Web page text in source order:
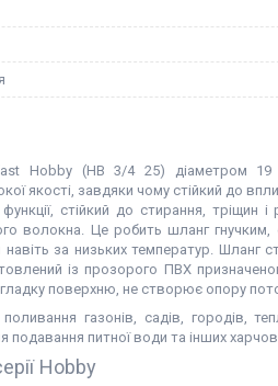
Hobby (HB 3/4 25) діаметром
якості, завдяки чому стійкий до
стійкий до стирання, тріщин
волокна. Це робить шланг
навіть за низьких температур. Шланг
із прозорого ПВХ
поверхню, не створює опору
газонів, садів, городів,
подавання питної води та інших
Hobby